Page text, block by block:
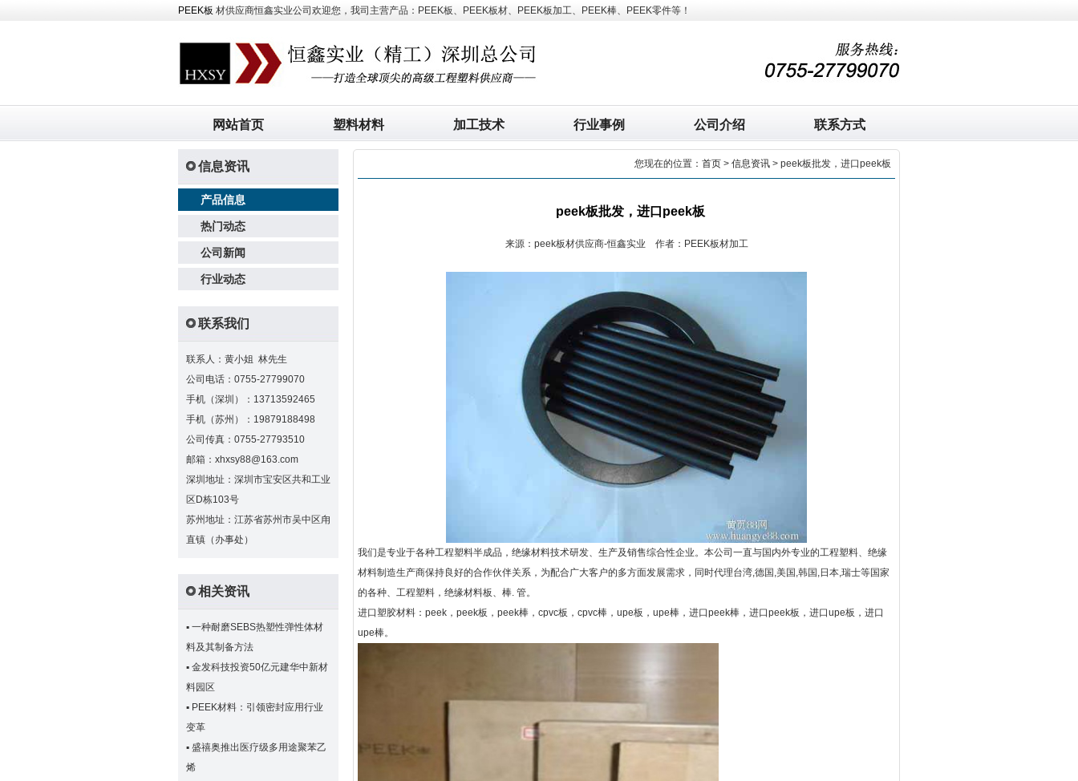
PEEK板 材供应商恒鑫实业公司欢迎您，我司主营产品：PEEK板、PEEK板材、PEEK板加工、PEEK棒、PEEK零件等！
网站首页 塑料材料 加工技术 行业事例 公司介绍 联系方式
信息资讯
产品信息
热门动态
公司新闻
行业动态
联系我们
联系人：黄小姐 林先生
公司电话：0755-27799070
手机（深圳）：13713592465
手机（苏州）：19879188498
公司传真：0755-27793510
邮箱：xhxsy88@163.com
深圳地址：深圳市宝安区共和工业
区D栋103号
苏州地址：江苏省苏州市吴中区甪
直镇（办事处）
相关资讯
▪ 一种耐磨SEBS热塑性弹性体材
料及其制备方法
▪ 金发科技投资50亿元建华中新材
料园区
▪ PEEK材料：引领密封应用行业
变革
▪ 盛禧奥推出医疗级多用途聚苯乙
烯
您现在的位置： 首页 > 信息资讯 > peek板批发，进口peek板
peek板批发，进口peek板
来源：peek板材供应商-恒鑫实业 作者：PEEK板材加工
我们是专业于各种工程塑料半成品，绝缘材料技术研发、生产及销售综合性企业。本公司一直与国内外专业的工程塑料、绝缘
材料制造生产商保持良好的合作伙伴关系，为配合广大客户的多方面发展需求，同时代理台湾,德国,美国,韩国,日本,瑞士等国家
的各种、工程塑料，绝缘材料板、棒. 管。
进口塑胶材料：peek，peek板，peek棒，cpvc板，cpvc棒，upe板，upe棒，进口peek棒，进口peek板，进口upe板，进口
upe棒。